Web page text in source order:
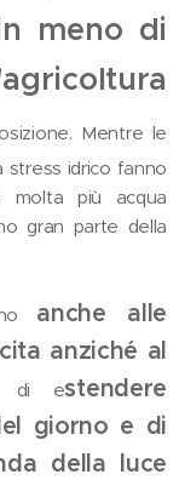
meno di
Mentre le
idrico fanno
molta più acqua
gran parte della
anche alle
anziché al
di estendere
giorno e di
della luce